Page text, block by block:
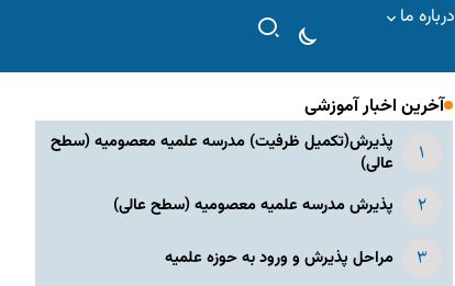
درباره ما
آخرین اخبار آموزشی
پذیرش(تکمیل ظرفیت) مدرسه علمیه معصومیه‌ (سطح
عالی)
پذیرش مدرسه علمیه معصومیه‌ (سطح عالی)
مراحل پذیرش و ورود به حوزه علمیه